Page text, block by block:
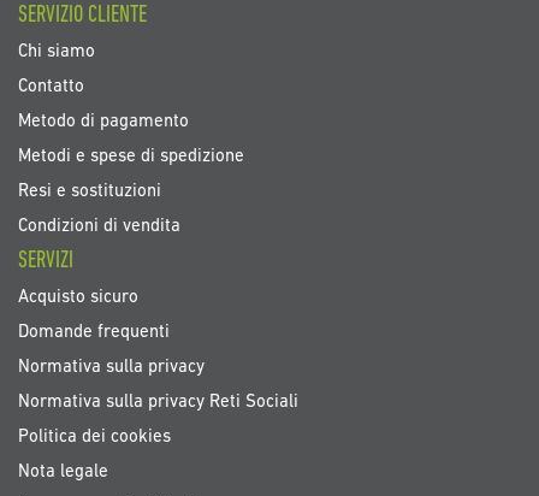
SERVIZIO CLIENTE
Chi siamo
Contatto
Metodo di pagamento
Metodi e spese di spedizione
Resi e sostituzioni
Condizioni di vendita
SERVIZI
Acquisto sicuro
Domande frequenti
Normativa sulla privacy
Normativa sulla privacy Reti Sociali
Politica dei cookies
Nota legale